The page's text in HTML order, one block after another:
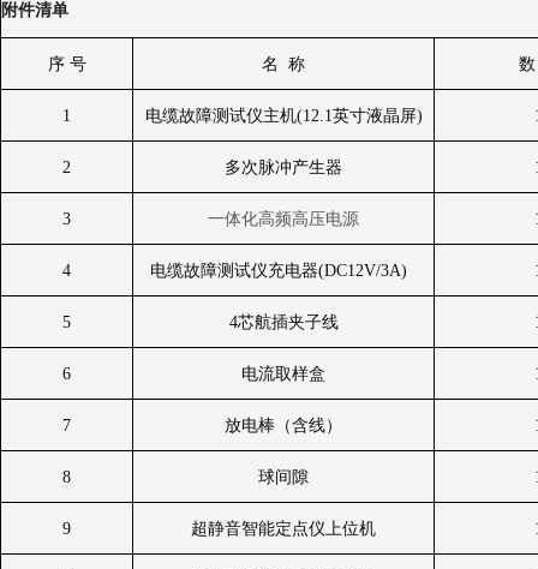
附件清单
序 号 名 称
1 电缆故障测试仪主机(12.1英寸液晶屏)
2 多次脉冲产生器
3 一体化高频高压电源
4 电缆故障测试仪充电器(DC12V/3A)
5 4芯航插夹子线
6 电流取样盒
7 放电棒（含线）
8 球间隙
9 超静音智能定点仪上位机